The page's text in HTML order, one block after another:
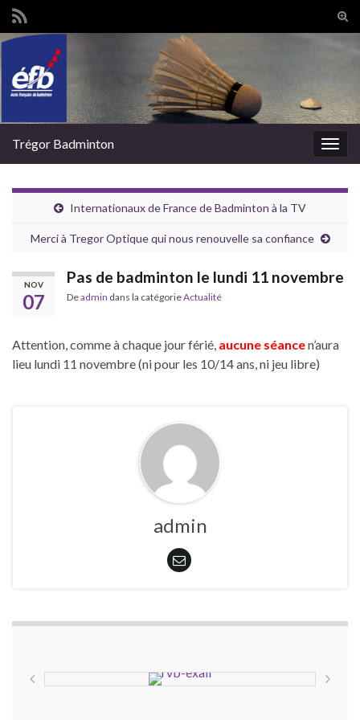
Trégor Badminton
Internationaux de France de Badminton à la TV
Merci à Tregor Optique qui nous renouvelle sa confiance
NOV
07
Pas de badminton le lundi 11 novembre
Deadmin dans la catégorieActualité
Attention, comme à chaque jour férié, aucune séancen’aura
lieu lundi 11 novembre (ni pour les 10/14 ans, ni jeu libre)
admin